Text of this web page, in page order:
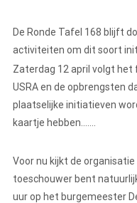
De Ronde Tafel 168 blijft
activiteiten om dit soort
Zaterdag 12 april volgt het
USRA en de opbrengsten
plaatselijke initiatieven
kaartje hebben…….
Voor nu kijkt de organisatie
toeschouwer bent
uur op het burgemeester